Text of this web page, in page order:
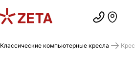
Классические компьютерные кресла